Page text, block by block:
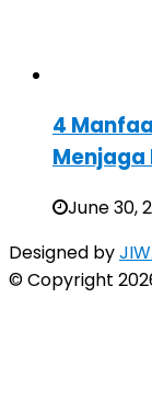
4
Menjaga
June 30,
Designed by
© Copyright